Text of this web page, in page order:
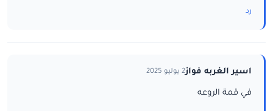
رد
اسير الغربه فواز2 يوليو 2025
في قمة الروعه